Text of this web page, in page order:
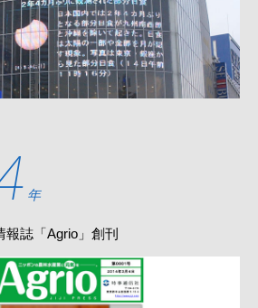
年
報誌「Agrio」創刊